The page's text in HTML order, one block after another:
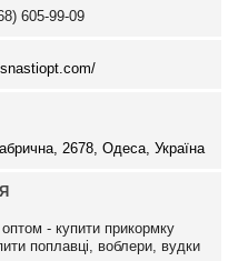
605-99-09
2678, Одеса, Україна
оптом - купити прикормку
поплавці, воблери, вудки